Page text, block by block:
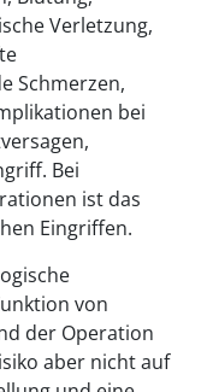
Verletzung,
Schmerzen,
bei
Bei
ist das
Eingriffen.
von
der Operation
aber nicht auf